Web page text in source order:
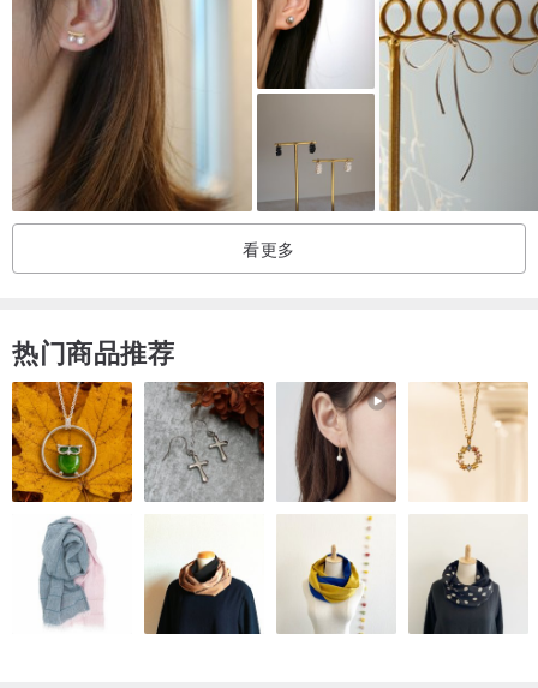
学药剂、沐浴露、汗水。⁡
▪︎如不慎接触到化学剂或汗水等，立即用清水冲洗并擦干水份。⁡
■注意事项■⁡
▪︎手工制作并不完美，难免会有手工痕迹。但是不影响外观配戴效果。
▪︎每件饰物都是手工制作，纹理不一样，独一无二，所以实品不会完全
跟照片一模一样。
▪︎商品拍摄或受环境光线影响，及电子产品屏幕上产生色差。实际颜色
看更多
热门商品推荐